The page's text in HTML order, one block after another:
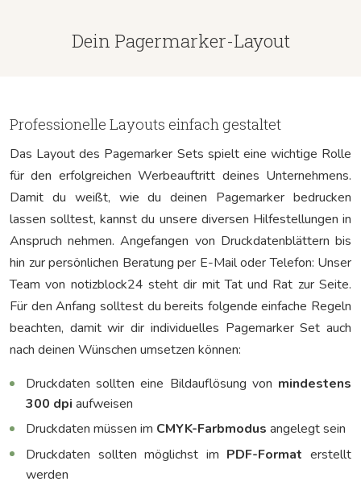
Dein Pagermarker-Layout
Professionelle Layouts einfach gestaltet
Das Layout des Pagemarker Sets spielt eine wichtige Rolle
für den erfolgreichen Werbeauftritt deines Unternehmens.
Damit du weißt, wie du deinen Pagemarker bedrucken
lassen solltest, kannst du unsere diversen Hilfestellungen in
Anspruch nehmen. Angefangen von Druckdatenblättern bis
hin zur persönlichen Beratung per E-Mail oder Telefon: Unser
Team von notizblock24 steht dir mit Tat und Rat zur Seite.
Für den Anfang solltest du bereits folgende einfache Regeln
beachten, damit wir dir individuelles Pagemarker Set auch
nach deinen Wünschen umsetzen können:
Druckdaten sollten eine Bildauflösung von mindestens
300 dpi aufweisen
Druckdaten müssen im CMYK-Farbmodus angelegt sein
Druckdaten sollten möglichst im PDF-Format erstellt
werden